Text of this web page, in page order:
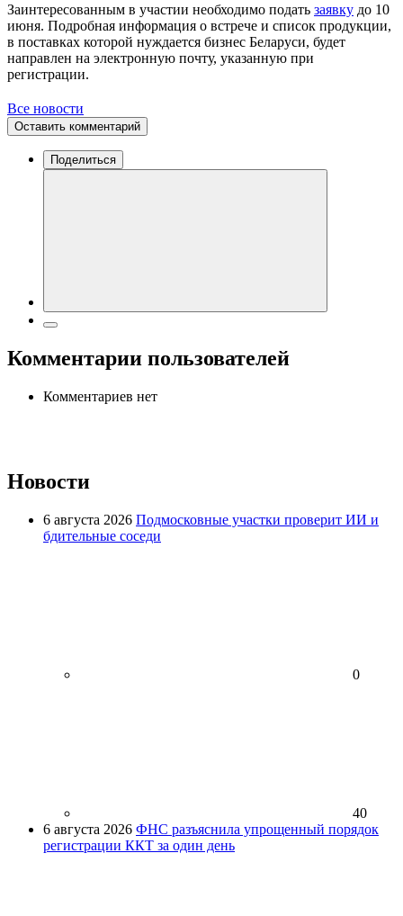
Заинтересованным в участии необходимо подать заявку до 10
июня. Подробная информация о встрече и список продукции,
в поставках которой нуждается бизнес Беларуси, будет
направлен на электронную почту, указанную при
регистрации.
Все новости
Оставить комментарий
Поделиться
Комментарии пользователей
Комментариев нет
Новости
6 августа 2026 Подмосковные участки проверит ИИ и
бдительные соседи
0
40
6 августа 2026 ФНС разъяснила упрощенный порядок
регистрации ККТ за один день